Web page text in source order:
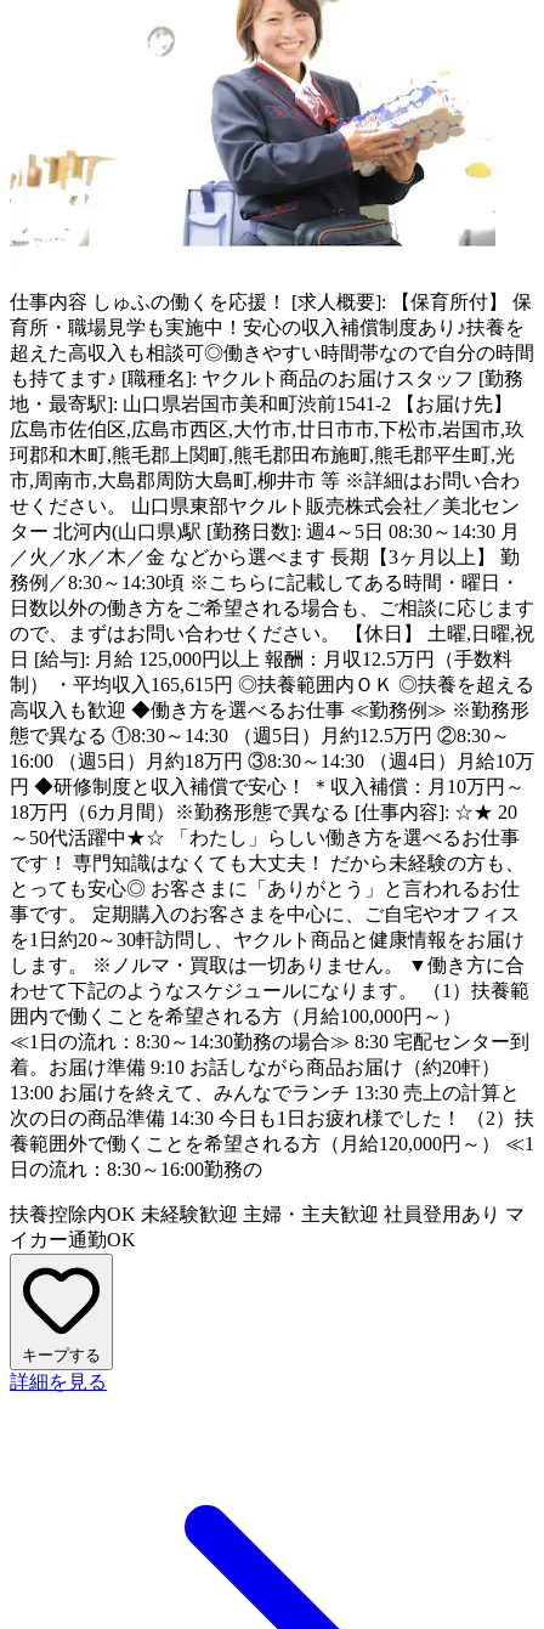
仕事内容 しゅふの働くを応援！ [求人概要]: 【保育所付】 保
育所・職場見学も実施中！安心の収入補償制度あり♪扶養を
超えた高収入も相談可◎働きやすい時間帯なので自分の時間
も持てます♪ [職種名]: ヤクルト商品のお届けスタッフ [勤務
地・最寄駅]: 山口県岩国市美和町渋前1541-2 【お届け先】
広島市佐伯区,広島市西区,大竹市,廿日市市,下松市,岩国市,玖
珂郡和木町,熊毛郡上関町,熊毛郡田布施町,熊毛郡平生町,光
市,周南市,大島郡周防大島町,柳井市 等 ※詳細はお問い合わ
せください。 山口県東部ヤクルト販売株式会社／美北セン
ター 北河内(山口県)駅 [勤務日数]: 週4～5日 08:30～14:30 月
／火／水／木／金 などから選べます 長期【3ヶ月以上】 勤
務例／8:30～14:30頃 ※こちらに記載してある時間・曜日・
日数以外の働き方をご希望される場合も、ご相談に応じます
ので、まずはお問い合わせください。 【休日】 土曜,日曜,祝
日 [給与]: 月給 125,000円以上 報酬：月収12.5万円（手数料
制） ・平均収入165,615円 ◎扶養範囲内ＯＫ ◎扶養を超える
高収入も歓迎 ◆働き方を選べるお仕事 ≪勤務例≫ ※勤務形
態で異なる ①8:30～14:30 （週5日）月約12.5万円 ②8:30～
16:00 （週5日）月約18万円 ③8:30～14:30 （週4日）月給10万
円 ◆研修制度と収入補償で安心！ ＊収入補償：月10万円～
18万円（6カ月間）※勤務形態で異なる [仕事内容]: ☆★ 20
～50代活躍中★☆ 「わたし」らしい働き方を選べるお仕事
です！ 専門知識はなくても大丈夫！ だから未経験の方も、
とっても安心◎ お客さまに「ありがとう」と言われるお仕
事です。 定期購入のお客さまを中心に、ご自宅やオフィス
を1日約20～30軒訪問し、ヤクルト商品と健康情報をお届け
します。 ※ノルマ・買取は一切ありません。 ▼働き方に合
わせて下記のようなスケジュールになります。 （1）扶養範
囲内で働くことを希望される方（月給100,000円～）
≪1日の流れ：8:30～14:30勤務の場合≫ 8:30 宅配センター到
着。お届け準備 9:10 お話しながら商品お届け（約20軒）
13:00 お届けを終えて、みんなでランチ 13:30 売上の計算と
次の日の商品準備 14:30 今日も1日お疲れ様でした！ （2）扶
養範囲外で働くことを希望される方（月給120,000円～） ≪1
日の流れ：8:30～16:00勤務の
扶養控除内OK 未経験歓迎 主婦・主夫歓迎 社員登用あり マ
イカー通勤OK
キープする
詳細を見る